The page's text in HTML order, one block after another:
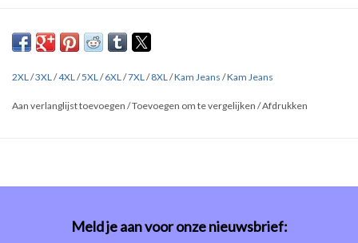
Gemaakt van 100% katoen
Dit merk valt zéér ruim!
KlikHIERenHIERvoor uitgebreide maten tabellen van alle merken.
2XL/3XL/4XL/5XL/6XL/7XL/8XL/Kam Jeans /Kam Jeans
Aan verlanglijst toevoegen /Toevoegen om te vergelijken /Afdrukken
Meld je aan voor onze nieuwsbrief: